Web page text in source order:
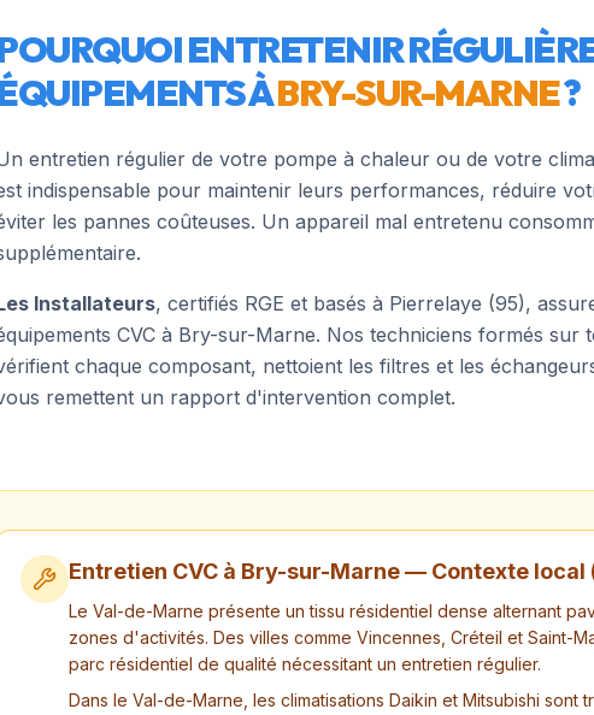
ENTRETENIR
ÀBRY-SUR-MARNE?
entretien régulier de votre pompe à chaleur ou de votre
indispensable pour maintenir leurs performances, réduire
les pannes coûteuses. Un appareil mal entretenu
Installateurs, certifiés RGE et basés à Pierrelaye (95),
CVC à Bry-sur-Marne. Nos techniciens formés sur
chaque composant, nettoient les filtres et les
remettent un rapport d'intervention complet.
Entretien CVC à Bry-sur-Marne— Contexte local
Le Val-de-Marne présente un tissu résidentiel dense alternant
zones d'activités. Des villes comme Vincennes, Créteil et Saint-
parc résidentiel de qualité nécessitant un entretien régulier.
Dans le Val-de-Marne, les climatisations Daikin et Mitsubishi sont